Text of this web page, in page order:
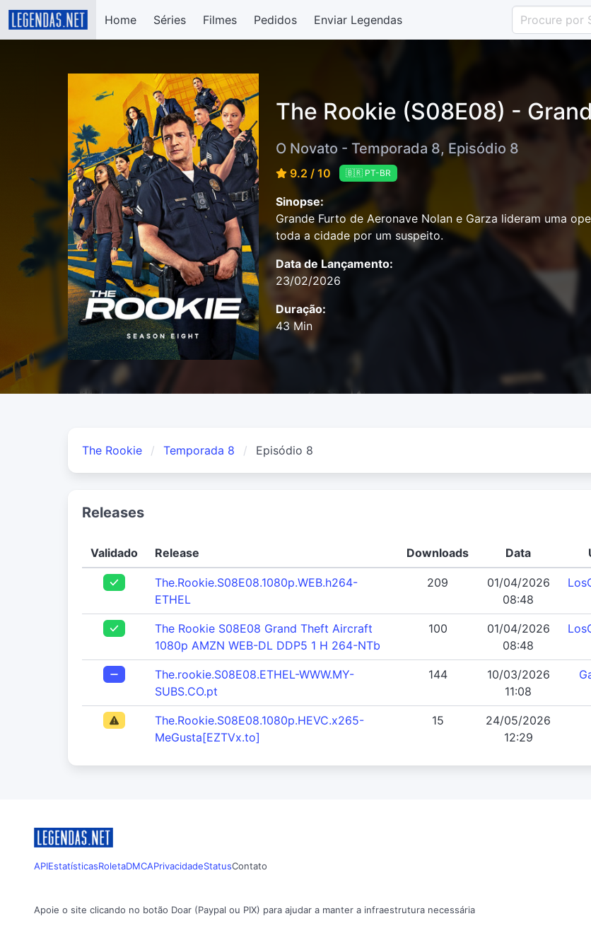
Home Séries Filmes Pedidos Enviar Legendas
The Rookie (S08E08) -
O Novato - Temporada 8, Episódio 8
9.2 / 10 🇧🇷 PT-BR
Sinopse:
Grande Furto de Aeronave Nolan e Garza lideram uma
toda a cidade por um suspeito.
Data de Lançamento:
23/02/2026
Duração:
43 Min
The Rookie Temporada 8 Episódio 8
Releases
Validado Release Downloads Data
The.Rookie.S08E08.1080p.WEB.h264-
ETHEL
209
01/04/2026
08:48
The Rookie S08E08 Grand Theft Aircraft
1080p AMZN WEB-DL DDP5 1 H 264-NTb
100
01/04/2026
08:48
The.rookie.S08E08.ETHEL-WWW.MY-
SUBS.CO.pt
144
10/03/2026
11:08
The.Rookie.S08E08.1080p.HEVC.x265-
MeGusta[EZTVx.to]
15
24/05/2026
12:29
APIEstatísticasRoletaDMCAPrivacidadeStatusContato
Apoie o site clicando no botão Doar (Paypal ou PIX) para ajudar a manter a infraestrutura necessária